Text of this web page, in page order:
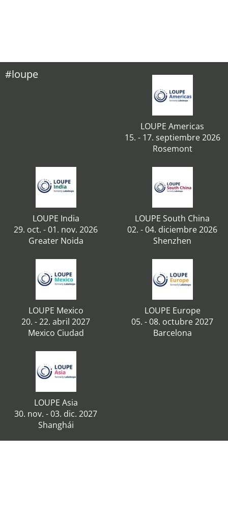
#loupe
LOUPE Americas
15. - 17. septiembre 2026
Rosemont
LOUPE India
29. oct. - 01. nov. 2026
Greater Noida
LOUPE South China
02. - 04. diciembre 2026
Shenzhen
LOUPE Mexico
20. - 22. abril 2027
Mexico Ciudad
LOUPE Europe
05. - 08. octubre 2027
Barcelona
LOUPE Asia
30. nov. - 03. dic. 2027
Shanghái